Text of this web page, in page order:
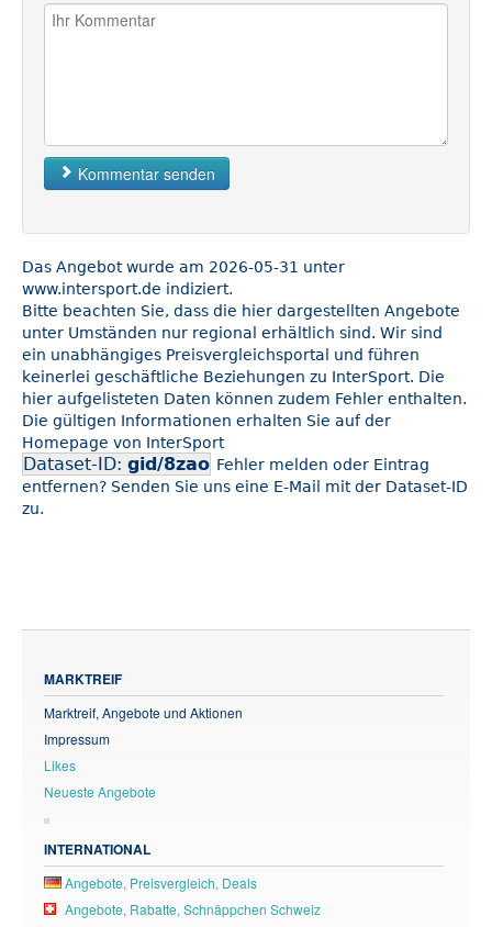
Kommentar senden
Das Angebot wurde am 2026-05-31 unter
www.intersport.de indiziert.
Bitte beachten Sie, dass die hier dargestellten Angebote
unter Umständen nur regional erhältlich sind. Wir sind
ein unabhängiges Preisvergleichsportal und führen
keinerlei geschäftliche Beziehungen zu InterSport. Die
hier aufgelisteten Daten können zudem Fehler enthalten.
Die gültigen Informationen erhalten Sie auf der
Homepage von InterSport
Dataset-ID: gid/8zao Fehler melden oder Eintrag
entfernen? Senden Sie uns eine E-Mail mit der Dataset-ID
zu.
MARKTREIF
Marktreif, Angebote und Aktionen
Impressum
Likes
Neueste Angebote
INTERNATIONAL
Angebote, Preisvergleich, Deals
Angebote, Rabatte, Schnäppchen Schweiz